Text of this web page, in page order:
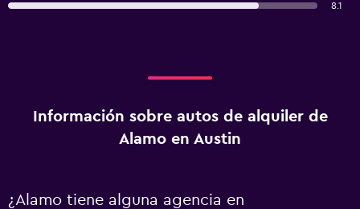
8.1
Información sobre autos de alquiler de
Alamo en Austin
¿Alamo tiene alguna agencia en